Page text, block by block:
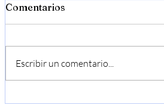
Comentarios
Escribir un comentario...